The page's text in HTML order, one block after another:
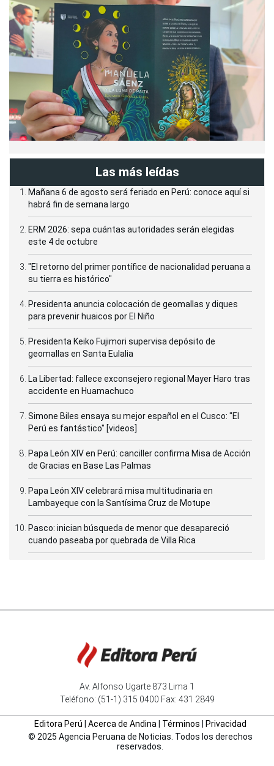
Las más leídas
Mañana 6 de agosto será feriado en Perú: conoce aquí si
habrá fin de semana largo
ERM 2026: sepa cuántas autoridades serán elegidas
este 4 de octubre
"El retorno del primer pontífice de nacionalidad peruana a
su tierra es histórico"
Presidenta anuncia colocación de geomallas y diques
para prevenir huaicos por El Niño
Presidenta Keiko Fujimori supervisa depósito de
geomallas en Santa Eulalia
La Libertad: fallece exconsejero regional Mayer Haro tras
accidente en Huamachuco
Simone Biles ensaya su mejor español en el Cusco: "El
Perú es fantástico" [videos]
Papa León XIV en Perú: canciller confirma Misa de Acción
de Gracias en Base Las Palmas
Papa León XIV celebrará misa multitudinaria en
Lambayeque con la Santísima Cruz de Motupe
Pasco: inician búsqueda de menor que desapareció
cuando paseaba por quebrada de Villa Rica
Av. Alfonso Ugarte 873 Lima 1
Teléfono: (51-1) 315 0400 Fax: 431 2849
Editora Perú Acerca de Andina Términos
Privacidad
© 2025 Agencia Peruana de Noticias. Todos los derechos
reservados.